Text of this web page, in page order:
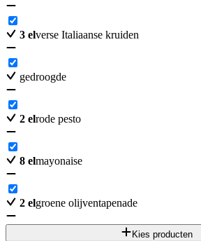
3 elverse Italiaanse kruiden
gedroogde
2 elrode pesto
8 elmayonaise
2 elgroene olijventapenade
Kies producten